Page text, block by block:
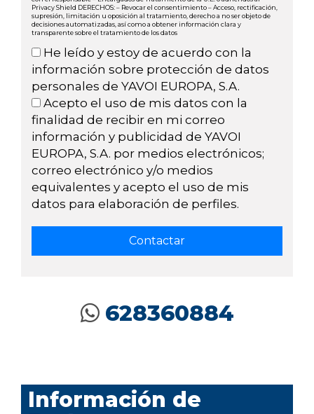
Privacy Shield DERECHOS: – Revocar el consentimiento – Acceso, rectificación,
supresión, limitación u oposición al tratamiento, derecho a no ser objeto de
decisiones automatizadas, así como a obtener información clara y
transparente sobre el tratamiento de los datos
He leído y estoy de acuerdo con la
información sobre protección de datos
personales de YAVOI EUROPA, S.A.
Acepto el uso de mis datos con la
finalidad de recibir en mi correo
información y publicidad de YAVOI
EUROPA, S.A. por medios electrónicos;
correo electrónico y/o medios
equivalentes y acepto el uso de mis
datos para elaboración de perfiles.
628360884
Información de